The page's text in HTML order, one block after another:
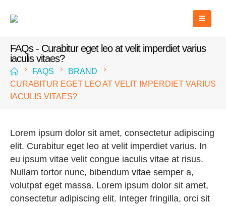
FAQs - Curabitur eget leo at velit imperdiet varius
iaculis vitaes?
FAQS
BRAND
CURABITUR EGET LEO AT VELIT IMPERDIET VARIUS
IACULIS VITAES?
Lorem ipsum dolor sit amet, consectetur adipiscing
elit. Curabitur eget leo at velit imperdiet varius. In
eu ipsum vitae velit congue iaculis vitae at risus.
Nullam tortor nunc, bibendum vitae semper a,
volutpat eget massa. Lorem ipsum dolor sit amet,
consectetur adipiscing elit. Integer fringilla, orci sit